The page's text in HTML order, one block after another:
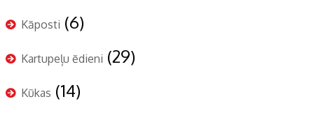
Kāposti (6)
Kartupeļu ēdieni (29)
Kūkas (14)